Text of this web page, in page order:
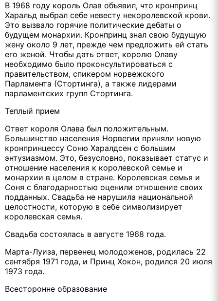
В 1968 году король Олав объявил, что кронпринц
Харальд выбрал себе невесту некоролевской крови.
Это вызвало горячие политические дебаты о
будущем монархии. Кронпринц знал свою будущую
жену около 9 лет, прежде чем предложить ей стать
его женой. Чтобы дать ответ, королю Олаву
необходимо было проконсультироваться с
правительством, спикером норвежского
Парламента (Стортинга), а также лидерами
парламентских групп Стортинга.
Теплый прием
Ответ короля Олава был положительным.
Большинство населения Норвегии приняли новую
кронпринцессу Соню Харалдсен с большим
энтузиазмом. Это, безусловно, показывает статус и
отношение населения к королевской семье и
монархии в целом в стране. Королевская семья и
Соня с благодарностью оценили отношение своих
подданных. Свадьба не нарушила национальной
целостности, которую в себе символизирует
королевская семья.
Свадьба состоялась в августе 1968 года.
Марта-Луиза, первенец молодоженов, родилась 22
сентября 1971 года, и Принц Хокон, родился 20 июля
1973 года.
Всесторонне образование